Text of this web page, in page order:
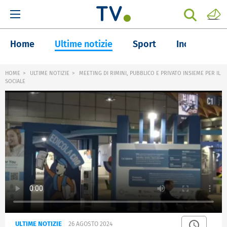
Home Ultime notizie Sport Inchieste
HOME ULTIME NOTIZIE
MEETING DI RIMINI, PUBBLICO E PRIVATO INSIEME PER IL
SOCIALE
ULTIME NOTIZIE 26 AGOSTO 2024